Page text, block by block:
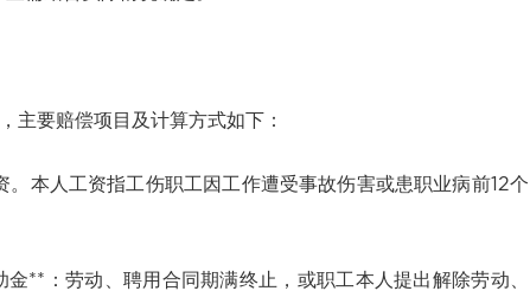
要赔偿项目及计算方式如下：
人工资指工伤职工因工作遭受事故伤害或患职业病前12个
：劳动、聘用合同期满终止，或职工本人提出解除劳动、